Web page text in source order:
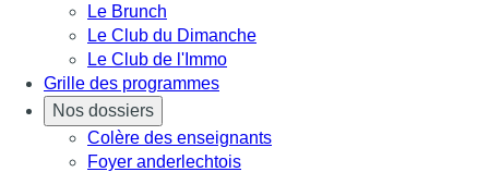
Le Brunch
Le Club du Dimanche
Le Club de l'Immo
Grille des programmes
Nos dossiers
Colère des enseignants
Foyer anderlechtois